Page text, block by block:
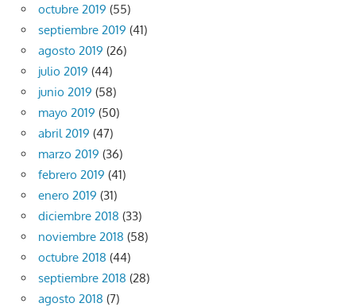
octubre 2019 (55)
septiembre 2019 (41)
agosto 2019 (26)
julio 2019 (44)
junio 2019 (58)
mayo 2019 (50)
abril 2019 (47)
marzo 2019 (36)
febrero 2019 (41)
enero 2019 (31)
diciembre 2018 (33)
noviembre 2018 (58)
octubre 2018 (44)
septiembre 2018 (28)
agosto 2018 (7)